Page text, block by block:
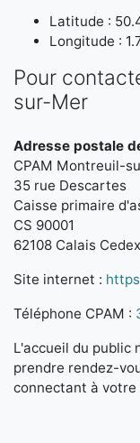
Latitude :
Longitude :
Pour
sur-Mer
Adresse postale
CPAM Montreuil-
35 rue Descartes
Caisse primaire
CS 90001
62108 Calais Cedex
Site internet :
Téléphone CPAM :
L'accueil du public
prendre rendez-
connectant à votre